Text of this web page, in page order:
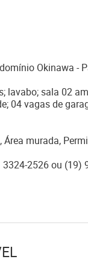
Okinawa -
lavabo; sala 02
04 vagas de
murada,
2526 ou